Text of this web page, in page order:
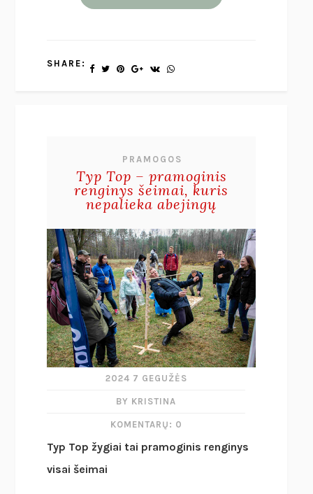
SHARE:
PRAMOGOS
Typ Top – pramoginis
renginys šeimai, kuris
nepalieka abejingų
2024 7 GEGUŽĖS
BY KRISTINA
KOMENTARŲ: 0
Typ Top žygiai tai pramoginis renginys
visai šeimai